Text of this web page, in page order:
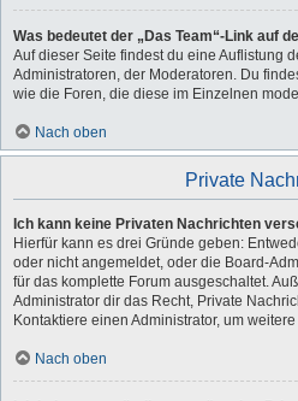
Was bedeutet der „Das Team“-Link auf
Auf dieser Seite findest du eine Auflistung
Administratoren, der Moderatoren. Du
wie die Foren, die diese im Einzelnen
Nach oben
Private
Ich kann keine Privaten Nachrichten
Hierfür kann es drei Gründe geben:
oder nicht angemeldet, oder die Board-
für das komplette Forum ausgeschaltet.
Administrator dir das Recht, Private
Kontaktiere einen Administrator, um
Nach oben